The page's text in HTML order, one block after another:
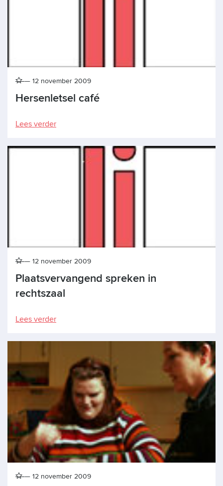
Hersenletsel café
12 november 2009
Lees verder
Plaatsvervangend spreken in
rechtszaal
12 november 2009
Lees verder
12 november 2009